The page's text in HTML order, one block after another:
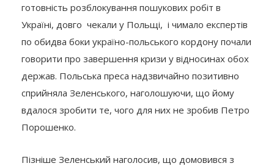
готовність розблокування пошукових робіт в
Україні, довго чекали у Польщі, і чимало експертів
по обидва боки україно-польського кордону почали
говорити про завершення кризи у відносинах обох
держав. Польська преса надзвичайно позитивно
сприйняла Зеленського, наголошуючи, що йому
вдалося зробити те, чого для них не зробив Петро
Порошенко.
Пізніше Зеленський наголосив, що домовився з